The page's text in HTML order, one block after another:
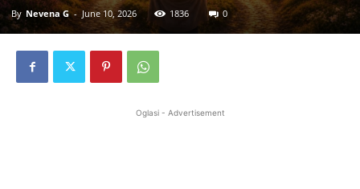
By Nevena G - June 10, 2026 1836 0
Oglasi - Advertisement